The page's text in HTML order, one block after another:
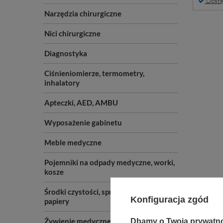
Narzędzia chirurgiczne
Nici chirurgiczne
Diagnostyka
Ciśnieniomierze, termometry,
inhalatory
Apteczki, AED, AMBU
Wyposażenie gabinetu
Meble medyczne
Pojemniki na odpady medyczne, worki,
kosze
Środki czystości, sprzęt do sprzątania,
papiery
Żywienie medyczne
Konfiguracja zgód
Dbamy o Twoją